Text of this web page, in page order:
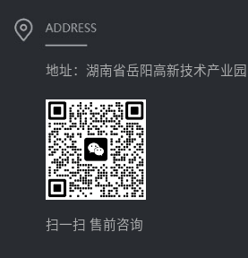
地址：湖南省岳阳高新技术产业
扫一扫 售前咨询